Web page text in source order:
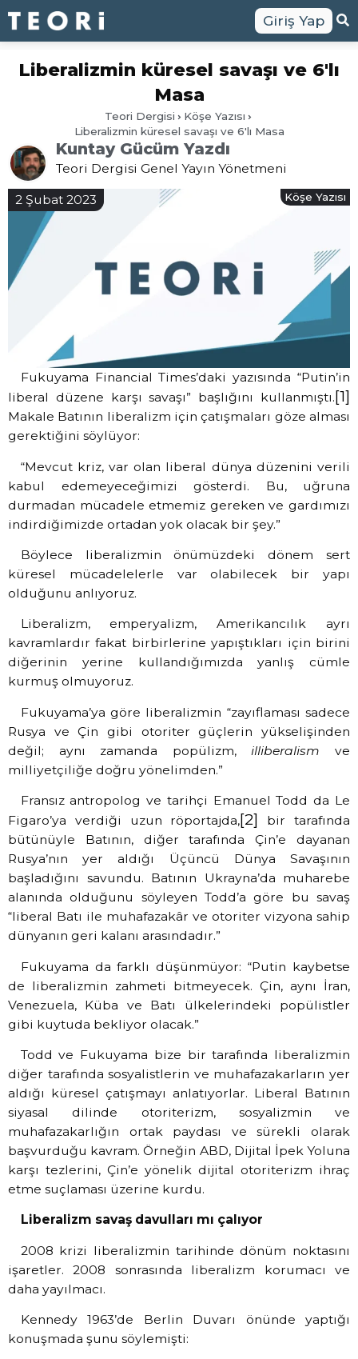
Giriş Yap
Liberalizmin küresel savaşı ve 6'lı
Masa
Teori Dergisi
Köşe Yazısı
Liberalizmin küresel savaşı ve 6'lı Masa
Kuntay Gücüm Yazdı
Teori Dergisi Genel Yayın Yönetmeni
2 Şubat 2023 Köşe Yazısı
Fukuyama Financial Times’daki yazısında “Putin’in
liberal düzene karşı savaşı” başlığını kullanmıştı.[1]
Makale Batının liberalizm için çatışmaları göze alması
gerektiğini söylüyor:
“Mevcut kriz, var olan liberal dünya düzenini verili
kabul edemeyeceğimizi gösterdi. Bu, uğruna
durmadan mücadele etmemiz gereken ve gardımızı
indirdiğimizde ortadan yok olacak bir şey.”
Böylece liberalizmin önümüzdeki dönem sert
küresel mücadelelerle var olabilecek bir yapı
olduğunu anlıyoruz.
Liberalizm, emperyalizm, Amerikancılık ayrı
kavramlardır fakat birbirlerine yapıştıkları için birini
diğerinin yerine kullandığımızda yanlış cümle
kurmuş olmuyoruz.
Fukuyama’ya göre liberalizmin “zayıflaması sadece
Rusya ve Çin gibi otoriter güçlerin yükselişinden
değil; aynı zamanda popülizm, illiberalism ve
milliyetçiliğe doğru yönelimden.”
Fransız antropolog ve tarihçi Emanuel Todd da Le
Figaro’ya verdiği uzun röportajda,[2] bir tarafında
bütünüyle Batının, diğer tarafında Çin’e dayanan
Rusya’nın yer aldığı Üçüncü Dünya Savaşının
başladığını savundu. Batının Ukrayna’da muharebe
alanında olduğunu söyleyen Todd’a göre bu savaş
“liberal Batı ile muhafazakâr ve otoriter vizyona sahip
dünyanın geri kalanı arasındadır.”
Fukuyama da farklı düşünmüyor: “Putin kaybetse
de liberalizmin zahmeti bitmeyecek. Çin, aynı İran,
Venezuela, Küba ve Batı ülkelerindeki popülistler
gibi kuytuda bekliyor olacak.”
Todd ve Fukuyama bize bir tarafında liberalizmin
diğer tarafında sosyalistlerin ve muhafazakarların yer
aldığı küresel çatışmayı anlatıyorlar. Liberal Batının
siyasal dilinde otoriterizm, sosyalizmin ve
muhafazakarlığın ortak paydası ve sürekli olarak
başvurduğu kavram. Örneğin ABD, Dijital İpek Yoluna
karşı tezlerini, Çin’e yönelik dijital otoriterizm ihraç
etme suçlaması üzerine kurdu.
Liberalizm savaş davulları mı çalıyor
2008 krizi liberalizmin tarihinde dönüm noktasını
işaretler. 2008 sonrasında liberalizm korumacı ve
daha yayılmacı.
Kennedy 1963’de Berlin Duvarı önünde yaptığı
konuşmada şunu söylemişti: